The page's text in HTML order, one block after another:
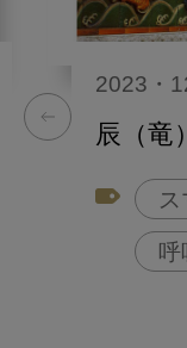
2023・
辰（竜
ス
呼